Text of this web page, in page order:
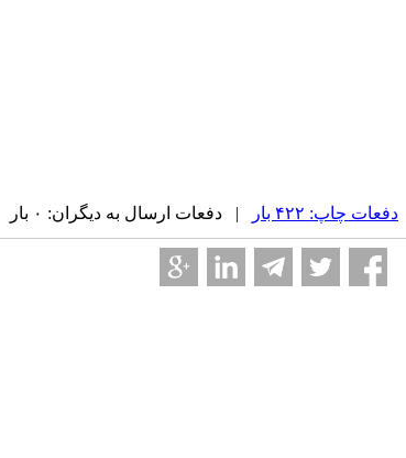
دفعات چاپ: ۴۲۲ بار | دفعات ارسال به دیگران: ۰ بار |